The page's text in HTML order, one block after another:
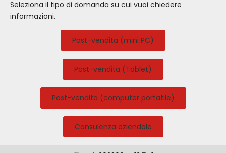
Seleziona il tipo di domanda su cui vuoi chiedere
informazioni.
Post-vendita (mini PC)
Post-vendita (Tablet)
Post-vendita (computer portatile)
Consulenza aziendale